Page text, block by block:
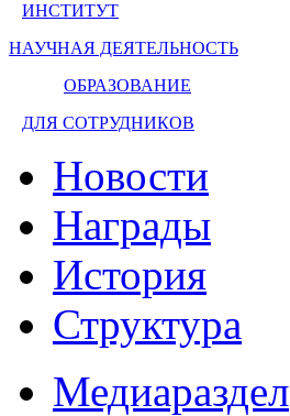
ИНСТИТУТ
НАУЧНАЯ ДЕЯТЕЛЬНОСТЬ
ОБРАЗОВАНИЕ
ДЛЯ СОТРУДНИКОВ
Новости
Награды
История
Структура
Медиараздел